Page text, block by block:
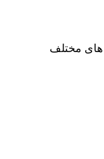
های مختلف